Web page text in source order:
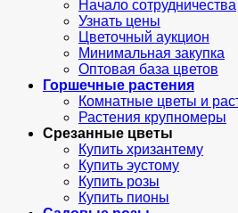
Начало сотрудничества
Узнать цены
Цветочный аукцион
Минимальная закупка
Оптовая база цветов
Горшечные растения
Комнатные цветы и
Растения крупномеры
Срезанные цветы
Купить хризантему
Купить эустому
Купить розы
Купить пионы